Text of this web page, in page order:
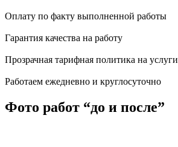
Оплату по факту выполненной работы
Гарантия качества на работу
Прозрачная тарифная политика на услуги
Работаем ежедневно и круглосуточно
Фото работ “до и после”